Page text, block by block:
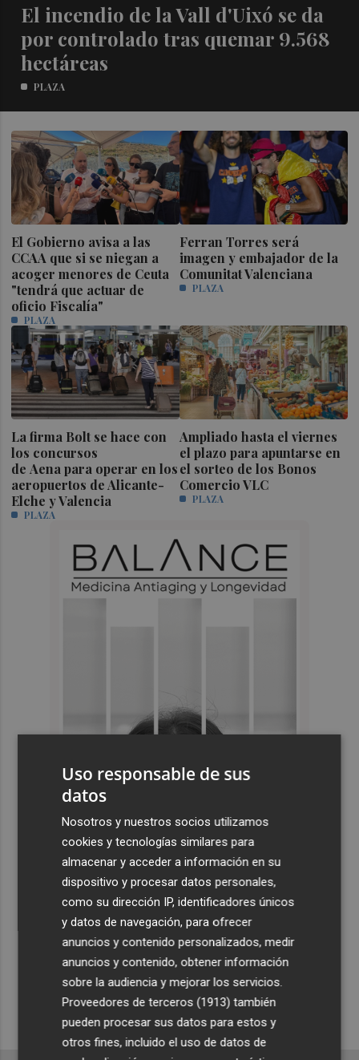
El incendio de la Vall d'Uixó se da
por controlado tras quemar 9.568
hectáreas
PLAZA
El Gobierno avisa a las
CCAA que si se niegan a
acoger menores de Ceuta
"tendrá que actuar de
oficio Fiscalía"
PLAZA
Ferran Torres será
imagen y embajador de la
Comunitat Valenciana
PLAZA
La firma Bolt se hace con
los concursos
de Aena para operar en los
aeropuertos de Alicante-
Elche y Valencia
PLAZA
Ampliado hasta el viernes
el plazo para apuntarse en
el sorteo de los Bonos
Comercio VLC
PLAZA
Uso responsable de sus
datos
Nosotros y nuestros socios utilizamos
cookies y tecnologías similares para
almacenar y acceder a información en su
dispositivo y procesar datos personales,
como su dirección IP, identificadores únicos
y datos de navegación, para ofrecer
anuncios y contenido personalizados, medir
anuncios y contenido, obtener información
sobre la audiencia y mejorar los servicios.
Proveedores de terceros (1913) también
pueden procesar sus datos para estos y
otros fines, incluido el uso de datos de